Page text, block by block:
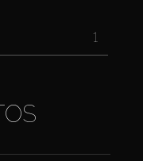
1